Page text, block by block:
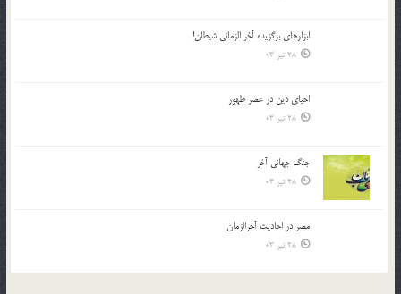
ابزارهاي برگزيده آخر الزماني شيطان!
28 تیر 03
احياي دين در عصر ظهور
28 تیر 03
جنگ جهاني آخر
28 تیر 03
مصر در احادیث آخرالزمان
28 تیر 03